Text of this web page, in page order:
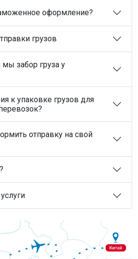
оформление?
грузов
забор груза у
к упаковке грузов для
отправку на свой